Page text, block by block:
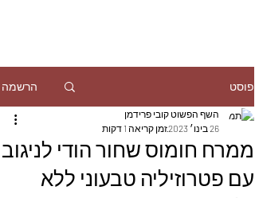
פוסט הרשמה
ממרח חומוס שחור הודי לניגוב
עם פטרוזיליה טבעוני ללא
השף הפשוט קובי פרידמן
26 בינו׳ 2023
זמן קריאה 1 דקות